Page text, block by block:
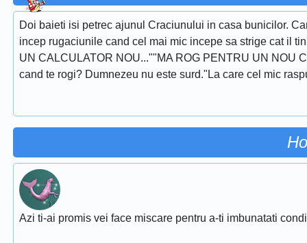
Doi baieti isi petrec ajunul Craciunului in casa bunicilor.
incep rugaciunile cand cel mai mic incepe sa strige cat il
UN CALCULATOR NOU...""MA ROG PENTRU UN NOU
cand te rogi? Dumnezeu nu este surd."La care cel mic
Azi ti-ai promis vei face miscare pentru a-ti imbunatati